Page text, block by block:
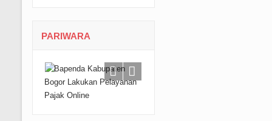
PARIWARA